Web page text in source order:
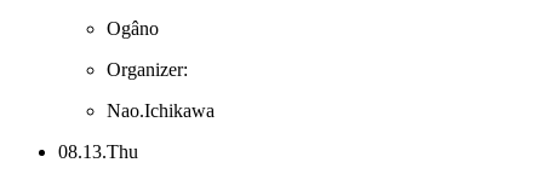
Ogâno
Organizer:
Nao.Ichikawa
08.13.Thu